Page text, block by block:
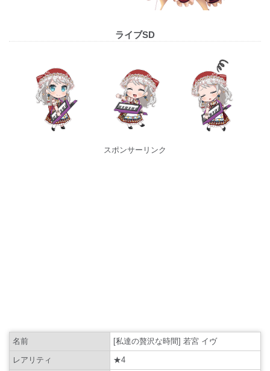
ライブSD
スポンサーリンク
名前 [私達の贅沢な時間] 若宮 イヴ
レアリティ ★4